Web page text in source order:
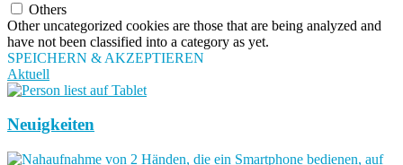
Others
Other uncategorized cookies are those that are being analyzed and
have not been classified into a category as yet.
SPEICHERN & AKZEPTIEREN
Aktuell
Neuigkeiten